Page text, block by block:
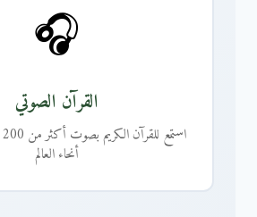
🎧
القرآن الصوتي
أنحاء العالم